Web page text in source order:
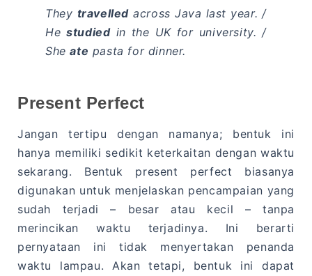
They travelled across Java last year. /
Hestudiedin the UK for university. /
Sheate pasta for dinner.
Present Perfect
Jangan tertipu dengan namanya; bentuk ini
hanya memiliki sedikit keterkaitan dengan waktu
sekarang. Bentuk present perfect biasanya
digunakan untuk menjelaskan pencampaian yang
sudah terjadi – besar atau kecil – tanpa
merincikan waktu terjadinya. Ini berarti
pernyataan ini tidak menyertakan penanda
waktu lampau. Akan tetapi, bentuk ini dapat